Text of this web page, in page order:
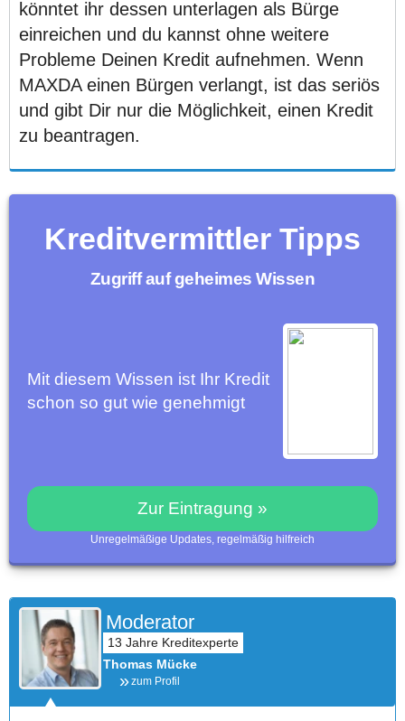
könntet ihr dessen unterlagen als Bürge
einreichen und du kannst ohne weitere
Probleme Deinen Kredit aufnehmen. Wenn
MAXDA einen Bürgen verlangt, ist das seriös
und gibt Dir nur die Möglichkeit, einen Kredit
zu beantragen.
Kreditvermittler Tipps
Zugriff auf geheimes Wissen
Mit diesem Wissen ist Ihr Kredit
schon so gut wie genehmigt
Zur Eintragung »
Unregelmäßige Updates, regelmäßig hilfreich
Moderator
Thomas Mücke
zum Profil